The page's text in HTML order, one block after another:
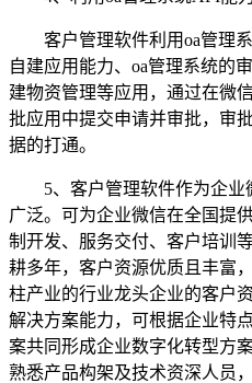
客户管理软件利用oa管理系
自建应用能力、oa管理系统的
建物资管理等应用，通过在微
批应用中提交申请并审批，审
据的打通。
5、客户管理软件作为企业
广泛。可为企业微信在全国提
制开发、服务交付、客户培训
耕多年，客户资源优质且丰富
柱产业的行业龙头企业的客户
解决方案能力，可根据企业特
案共同形成企业数字化转型方
熟悉产品构架及技术资深人员